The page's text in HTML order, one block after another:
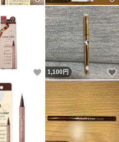
いいね！
1,100円